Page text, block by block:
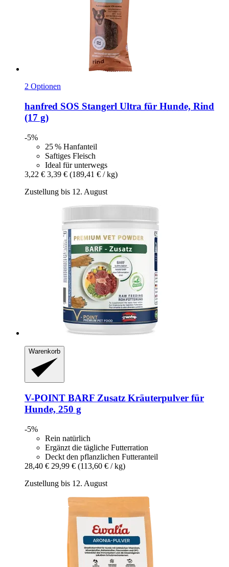
2 Optionen
hanfred SOS Stangerl Ultra für Hunde, Rind
(17 g)
-5%
25 % Hanfanteil
Saftiges Fleisch
Ideal für unterwegs
3,22 € 3,39 € (189,41 € / kg)
Zustellung bis 12. August
Warenkorb
V-POINT BARF Zusatz Kräuterpulver für
Hunde, 250 g
-5%
Rein natürlich
Ergänzt die tägliche Futterration
Deckt den pflanzlichen Futteranteil
28,40 € 29,99 € (113,60 € / kg)
Zustellung bis 12. August